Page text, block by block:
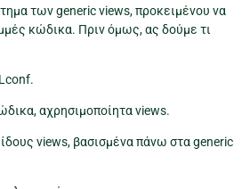
των generic views, προκειμένου να
κώδικα. Πριν όμως, ας δούμε τι
αχρησιμοποίητα views.
views, βασισμένα πάνω στα generic